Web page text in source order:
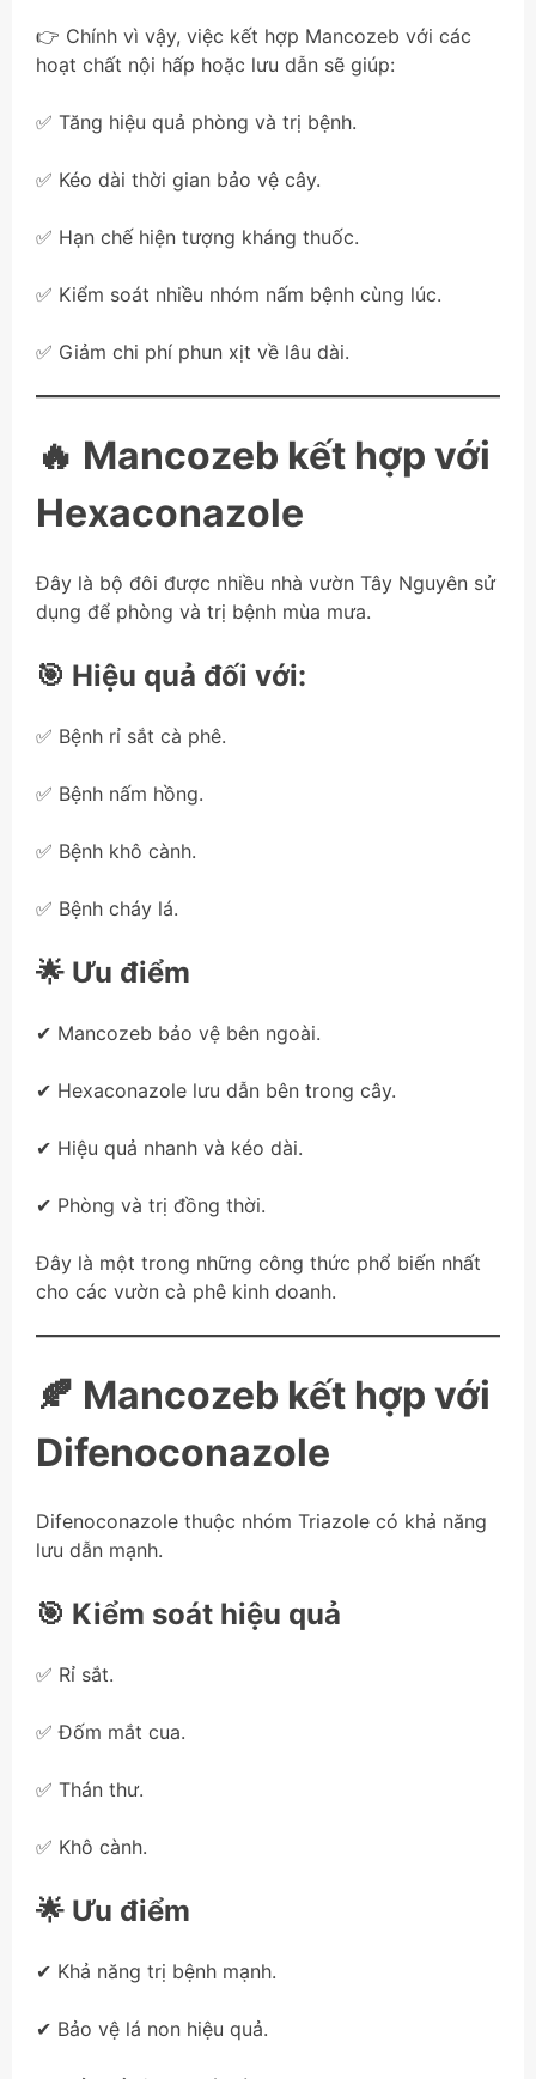
👉 Chính vì vậy, việc kết hợp Mancozeb với các
hoạt chất nội hấp hoặc lưu dẫn sẽ giúp:
✅ Tăng hiệu quả phòng và trị bệnh.
✅ Kéo dài thời gian bảo vệ cây.
✅ Hạn chế hiện tượng kháng thuốc.
✅ Kiểm soát nhiều nhóm nấm bệnh cùng lúc.
✅ Giảm chi phí phun xịt về lâu dài.
🔥 Mancozeb kết hợp với
Hexaconazole
Đây là bộ đôi được nhiều nhà vườn Tây Nguyên sử
dụng để phòng và trị bệnh mùa mưa.
🎯 Hiệu quả đối với:
✅ Bệnh rỉ sắt cà phê.
✅ Bệnh nấm hồng.
✅ Bệnh khô cành.
✅ Bệnh cháy lá.
🌟 Ưu điểm
✔ Mancozeb bảo vệ bên ngoài.
✔ Hexaconazole lưu dẫn bên trong cây.
✔ Hiệu quả nhanh và kéo dài.
✔ Phòng và trị đồng thời.
Đây là một trong những công thức phổ biến nhất
cho các vườn cà phê kinh doanh.
🍂 Mancozeb kết hợp với
Difenoconazole
Difenoconazole thuộc nhóm Triazole có khả năng
lưu dẫn mạnh.
🎯 Kiểm soát hiệu quả
✅ Rỉ sắt.
✅ Đốm mắt cua.
✅ Thán thư.
✅ Khô cành.
🌟 Ưu điểm
✔ Khả năng trị bệnh mạnh.
✔ Bảo vệ lá non hiệu quả.